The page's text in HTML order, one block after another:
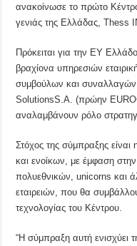
ανακοίνωσε το πρώτο
γενιάς της Ελλάδας, Thess
Πρόκειται για την EY
βραχίονα υπηρεσιών
συμβούλων και συναλλαγών
SolutionsS.A. (πρώην
αναλαμβάνουν ρόλο
Στόχος της σύμπραξης
και ενοίκων, με έμφαση
πολυεθνικών, unicorns και
εταιρειών, που θα
τεχνολογίας του Κέντρου.
“Η σύμπραξη αυτή ενισχύει